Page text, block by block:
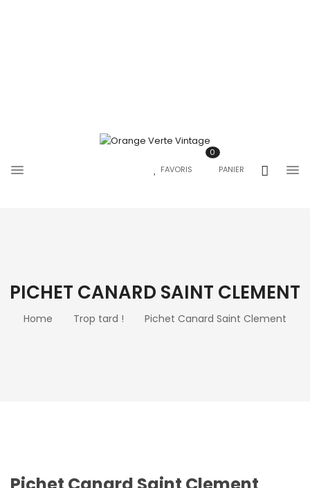
FAVORIS PANIER
0
PICHET CANARD SAINT CLEMENT
Home Trop tard ! Pichet Canard Saint Clement